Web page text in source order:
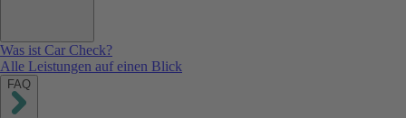
Was ist Car Check?
Alle Leistungen auf einen Blick
FAQ